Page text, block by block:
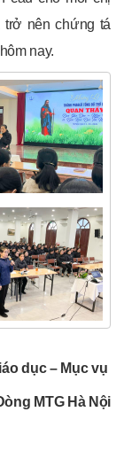
trở nên chứng tá
nay.
dục – Mục vụ
MTG Hà Nội